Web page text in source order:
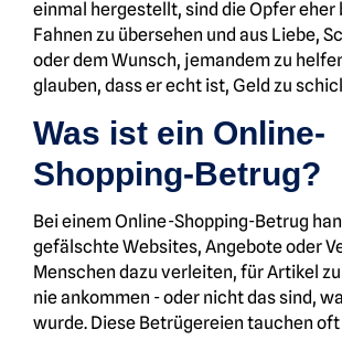
einmal hergestellt, sind die Opfer eher
Fahnen zu übersehen und aus Liebe,
oder dem Wunsch, jemandem zu
glauben, dass er echt ist, Geld zu
Was ist ein Online-
Shopping-Betrug?
Bei einem Online-Shopping-Betrug
gefälschte Websites, Angebote oder
Menschen dazu verleiten, für Artikel
nie ankommen - oder nicht das sind,
wurde. Diese Betrügereien tauchen